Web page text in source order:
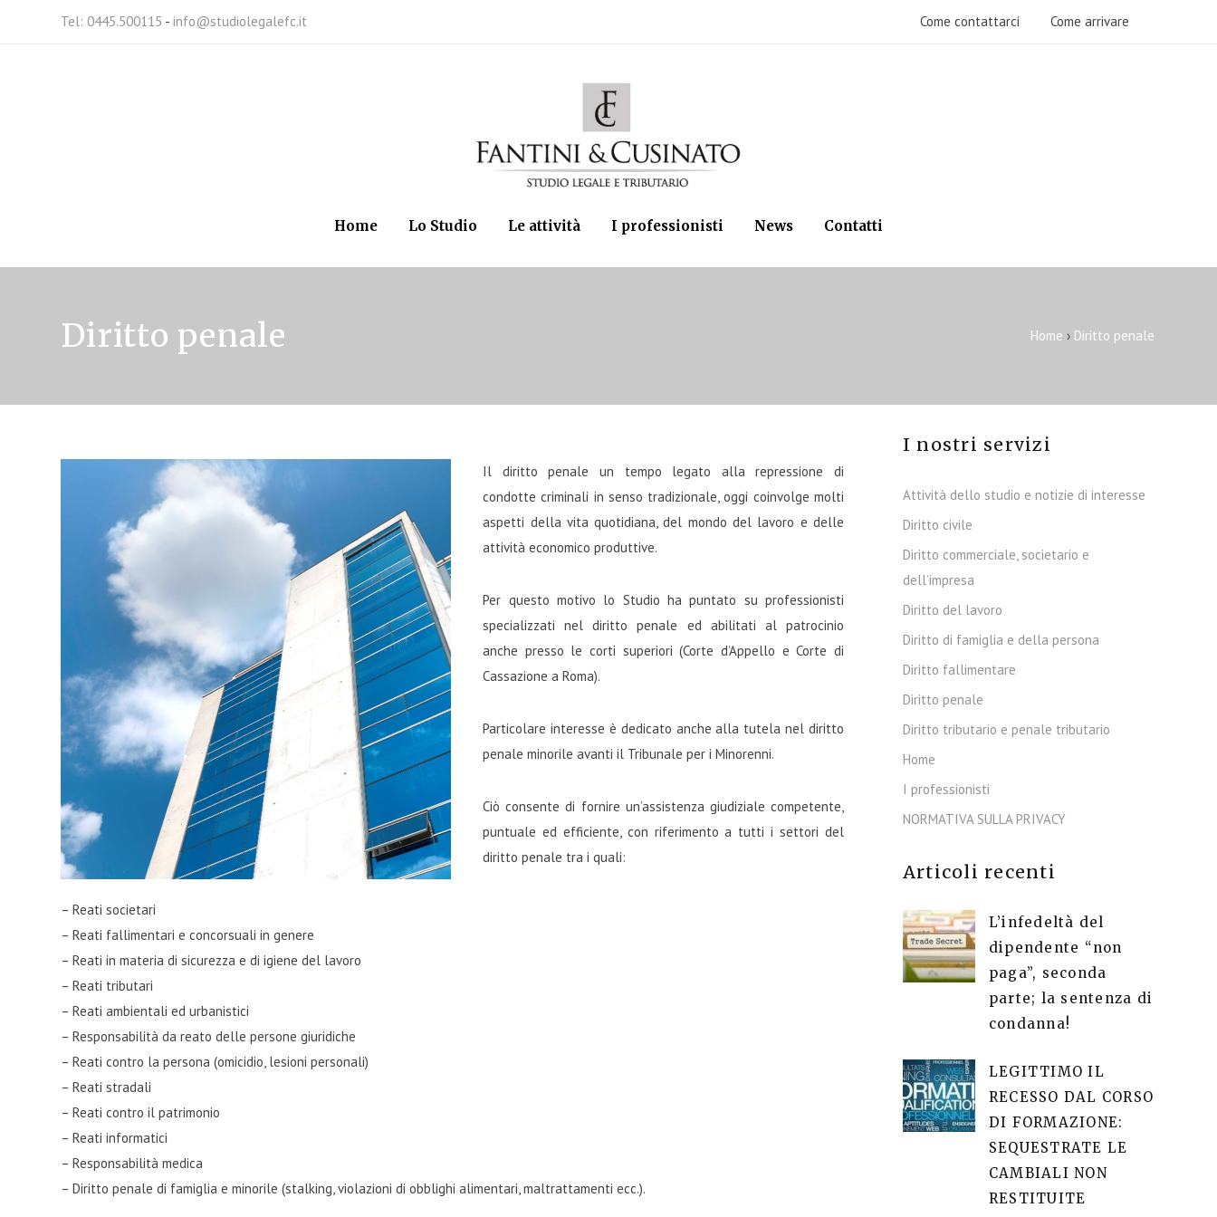
Tel: 0445.500115 -info@studiolegalefc.it Come contattarci Come arrivare
Home Lo Studio Le attività I professionisti News Contatti
Diritto penale Home › Diritto penale
Il diritto penale un tempo legato alla repressione di
condotte criminali in senso tradizionale, oggi coinvolge molti
aspetti della vita quotidiana, del mondo del lavoro e delle
attività economico produttive.
Per questo motivo lo Studio ha puntato su professionisti
specializzati nel diritto penale ed abilitati al patrocinio
anche presso le corti superiori (Corte d’Appello e Corte di
Cassazione a Roma).
Particolare interesse è dedicato anche alla tutela nel diritto
penale minorile avanti il Tribunale per i Minorenni.
Ciò consente di fornire un’assistenza giudiziale competente,
puntuale ed efficiente, con riferimento a tutti i settori del
diritto penale tra i quali:
– Reati societari
– Reati fallimentari e concorsuali in genere
– Reati in materia di sicurezza e di igiene del lavoro
– Reati tributari
– Reati ambientali ed urbanistici
– Responsabilità da reato delle persone giuridiche
– Reati contro la persona (omicidio, lesioni personali)
– Reati stradali
– Reati contro il patrimonio
– Reati informatici
– Responsabilità medica
– Diritto penale di famiglia e minorile (stalking, violazioni di obblighi alimentari, maltrattamenti ecc.).
I nostri servizi
Attività dello studio e notizie di interesse
Diritto civile
Diritto commerciale, societario e
dell’impresa
Diritto del lavoro
Diritto di famiglia e della persona
Diritto fallimentare
Diritto penale
Diritto tributario e penale tributario
Home
I professionisti
NORMATIVA SULLA PRIVACY
Articoli recenti
L’infedeltà del
dipendente “non
paga”, seconda
parte; la sentenza di
condanna!
LEGITTIMO IL
RECESSO DAL CORSO
DI FORMAZIONE:
SEQUESTRATE LE
CAMBIALI NON
RESTITUITE